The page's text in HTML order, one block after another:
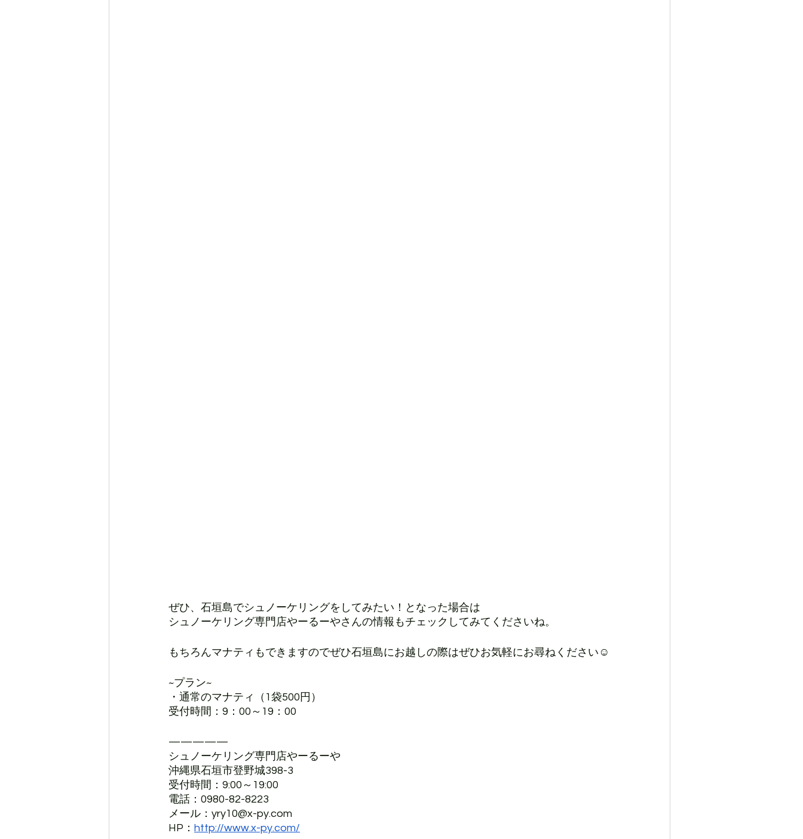
ぜひ、石垣島でシュノーケリングをしてみたい！となった場合は
シュノーケリング専門店やーるーやさんの情報もチェックしてみてくださいね。
もちろんマナティもできますのでぜひ石垣島にお越しの際はぜひお気軽にお尋ねください☺︎
~プラン~
・通常のマナティ（1袋500円）
受付時間：9：00～19：00
—————
シュノーケリング専門店やーるーや
沖縄県石垣市登野城398-3
受付時間：9:00～19:00
電話：0980-82-8223
メール：yry10@x-py.com
HP： http://www.x-py.com/